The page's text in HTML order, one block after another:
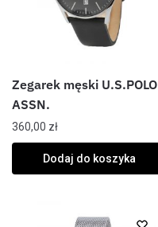
Zegarek męski U.S.POLO
ASSN.
360,00 zł
Dodaj do koszyka